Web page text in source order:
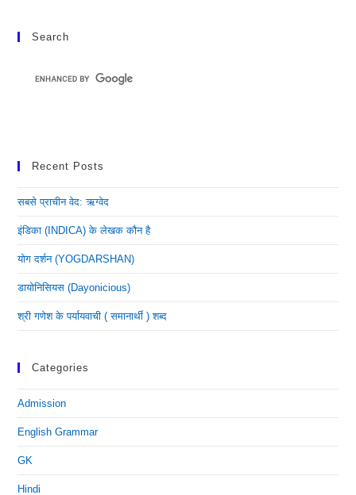
Search
Recent Posts
सबसे प्राचीन वेद: ऋग्वेद
इंडिका (INDICA) के लेखक कौन है
योग दर्शन (YOGDARSHAN)
डायोनिसियस (dayonicious)
श्री गणेश के पर्यायवाची ( समानार्थी ) शब्द
Categories
Admission
English Grammar
GK
Hindi